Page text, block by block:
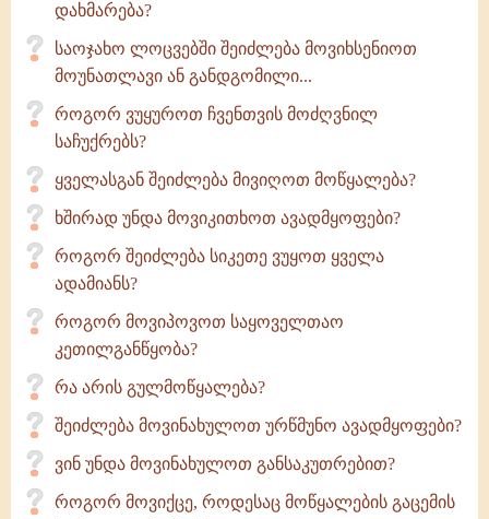
დახმარება?
საოჯახო ლოცვებში შეიძლება მოვიხსენიოთ
მოუნათლავი ან განდგომილი...
როგორ ვუყუროთ ჩვენთვის მოძღვნილ
საჩუქრებს?
ყველასგან შეიძლება მივიღოთ მოწყალება?
ხშირად უნდა მოვიკითხოთ ავადმყოფები?
როგორ შეიძლება სიკეთე ვუყოთ ყველა
ადამიანს?
როგორ მოვიპოვოთ საყოველთაო
კეთილგანწყობა?
რა არის გულმოწყალება?
შეიძლება მოვინახულოთ ურწმუნო ავადმყოფები?
ვინ უნდა მოვინახულოთ განსაკუთრებით?
როგორ მოვიქცე, როდესაც მოწყალების გაცემის